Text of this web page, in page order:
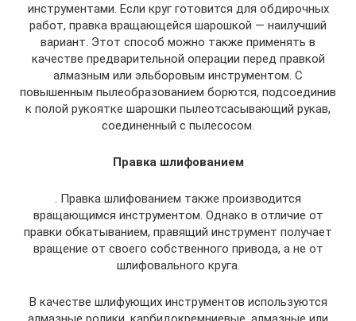
инструментами. Если круг готовится для обдирочных
работ, правка вращающейся шарошкой — наилучший
вариант. Этот способ можно также применять в
качестве предварительной операции перед правкой
алмазным или эльборовым инструментом. С
повышенным пылеобразованием борются, подсоединив
к полой рукоятке шарошки пылеотсасывающий рукав,
соединенный с пылесосом.
Правка шлифованием
. Правка шлифованием также производится
вращающимся инструментом. Однако в отличие от
правки обкатыванием, правящий инструмент получает
вращение от своего собственного привода, а не от
шлифовального круга.
В качестве шлифующих инструментов используются